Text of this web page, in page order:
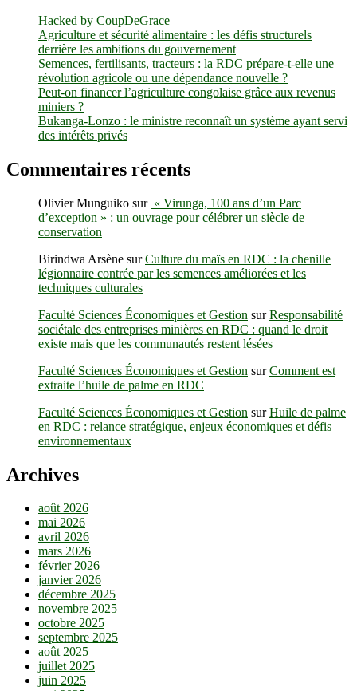
par
un
groupe
d’étudiants
en
sciences
pharmaceutiques
Hacked by CoupDeGrace
Agriculture et sécurité alimentaire : les défis structurels
derrière les ambitions du gouvernement
Semences, fertilisants, tracteurs : la RDC prépare-t-elle une
révolution agricole ou une dépendance nouvelle ?
Peut-on financer l’agriculture congolaise grâce aux revenus
miniers ?
Bukanga-Lonzo : le ministre reconnaît un système ayant servi
des intérêts privés
Commentaires récents
Olivier Munguiko sur « Virunga, 100 ans d’un Parc
d’exception » : un ouvrage pour célébrer un siècle de
conservation
Birindwa Arsène surCulture du maïs en RDC : la chenille
légionnaire contrée par les semences améliorées et les
techniques culturales
Faculté Sciences Économiques et Gestion surResponsabilité
sociétale des entreprises minières en RDC : quand le droit
existe mais que les communautés restent lésées
Faculté Sciences Économiques et Gestion surComment est
extraite l’huile de palme en RDC
Faculté Sciences Économiques et Gestion surHuile de palme
en RDC : relance stratégique, enjeux économiques et défis
environnementaux
Archives
août 2026
mai 2026
avril 2026
mars 2026
février 2026
janvier 2026
décembre 2025
novembre 2025
octobre 2025
septembre 2025
août 2025
juillet 2025
juin 2025